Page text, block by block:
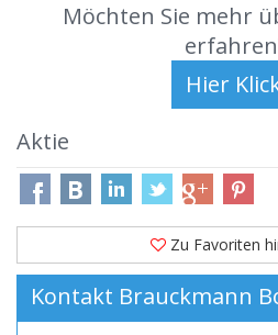
Möchten Sie mehr
Aktie
Zu Favoriten
Kontakt Brauckmann